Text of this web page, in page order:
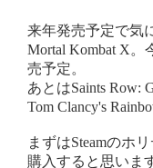
来年発売予定で気
Mortal Kombat X
売予定。
あとはSaints Row:
Tom Clancy's
まずはSteamのホ
購入すると思いま